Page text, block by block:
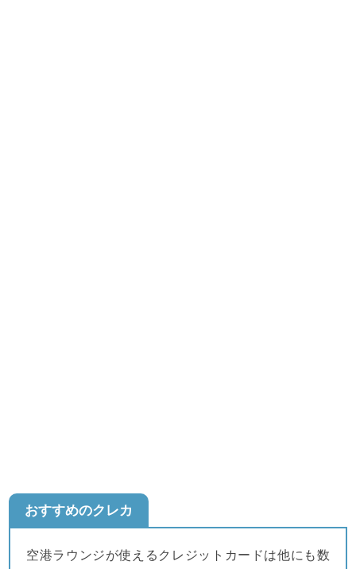
おすすめのクレカ
空港ラウンジが使えるクレジットカードは他にも数